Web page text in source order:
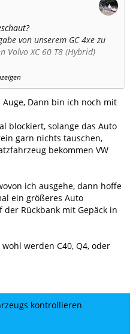
von unserem GC 4xe zu
Volvo XC 60 T8 (Hybrid)
und die
trennen Welten.
der Fahrzeuge sehr
Sprit abhängig sein
WoWa mit 1600 kg ziehen.
den Tellerrand schauen
Auge, Dann bin ich noch mit
blockiert, solange das Auto
garn nichts tauschen,
bekommen VW
ich ausgehe, dann hoffe
ein größeres Auto
Rückbank mit Gepäck in
werden C40, Q4, oder
kontrollieren